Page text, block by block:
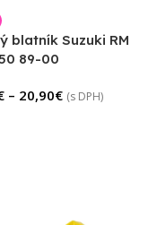
blatník Suzuki RM
89-00
– 20,90€ (s DPH)